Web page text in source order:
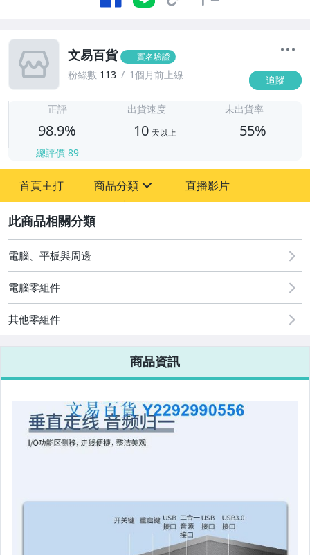
文易百貨 實名驗證
粉絲數 113 1個月前上線 追蹤
正評
98.9%
總評價 89
出貨速度
10 天以上
未出貨率
55%
首頁主打 商品分類
原創設計良品
居家、家具與園藝
直播影片
電腦、平板與周邊
電腦零組件
其他零組件
商品資訊